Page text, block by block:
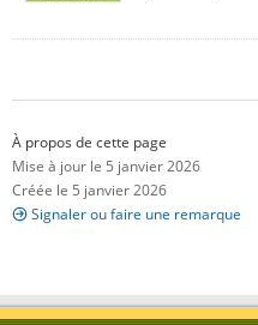
À propos de cette page
Mise à jour le 5 janvier 2026
Créée le 5 janvier 2026
Signaler ou faire une remarque